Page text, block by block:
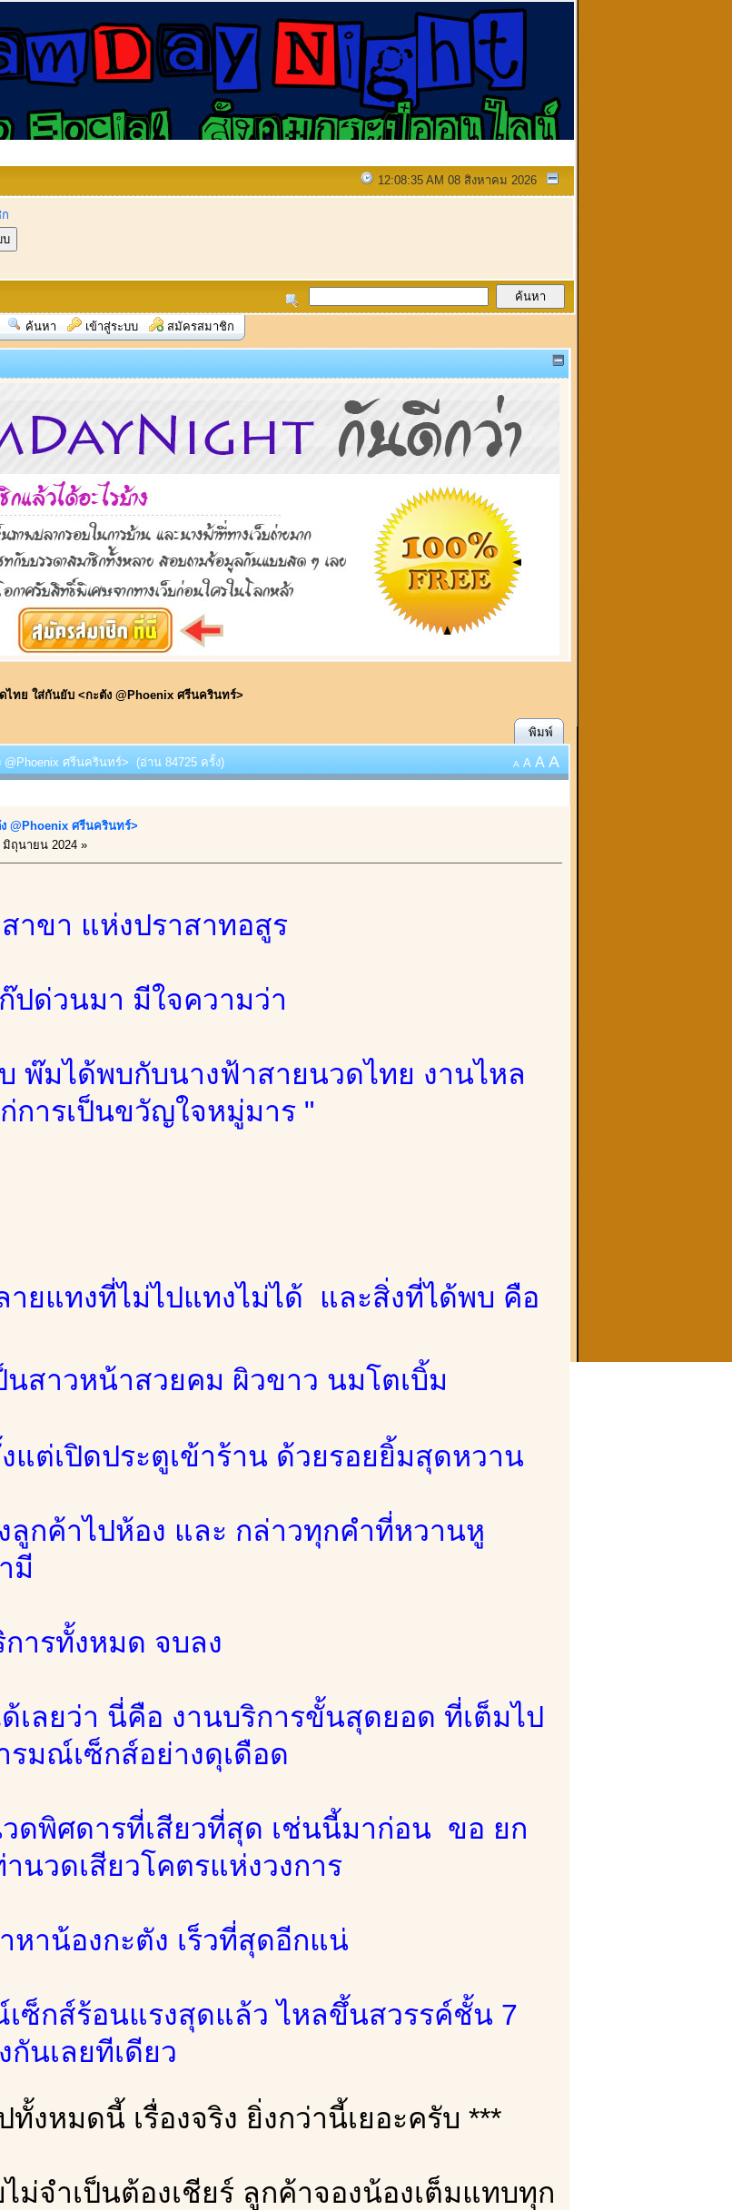
12:08:35 AM 08 สิงหาคม 2026
ค้นหา เข้าสู่ระบบ สมัครสมาชิก
ไทย ใส่กันยับ <กะตัง @Phoenix ศรีนครินทร์>
พิมพ์
ศรีนครินทร์> (อ่าน 84725 ครั้ง) A A A A
@Phoenix ศรีนครินทร์>
มิถุนายน 2024 »
าขา แห่งปราสาทอสูร
ปด่วนมา มีใจความว่า
พ๊มได้พบกับนางฟ้าสายนวดไทย งานไหล
การเป็นขวัญใจหมู่มาร "
ยแทงที่ไม่ไปแทงไม่ได้ และสิ่งที่ได้พบ คือ
นสาวหน้าสวยคม ผิวขาว นมโตเบิ้ม
แต่เปิดประตูเข้าร้าน ด้วยรอยยิ้มสุดหวาน
ลูกค้าไปห้อง และ กล่าวทุกคำที่หวานหู
มี
การทั้งหมด จบลง
เลยว่า นี่คือ งานบริการขั้นสุดยอด ที่เต็มไป
รมณ์เซ็กส์อย่างดุเดือด
วดพิศดารที่เสียวที่สุด เช่นนี้มาก่อน ขอ ยก
นวดเสียวโคตรแห่งวงการ
หาน้องกะตัง เร็วที่สุดอีกแน่
ซ็กส์ร้อนแรงสุดแล้ว ไหลขึ้นสวรรค์ชั้น 7
นเลยทีเดียว
งหมดนี้ เรื่องจริง ยิ่งกว่านี้เยอะครับ ***
ม่จำเป็นต้องเชียร์ ลูกค้าจองน้องเต็มแทบทุก